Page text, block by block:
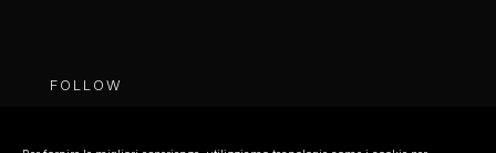
FOLLOW